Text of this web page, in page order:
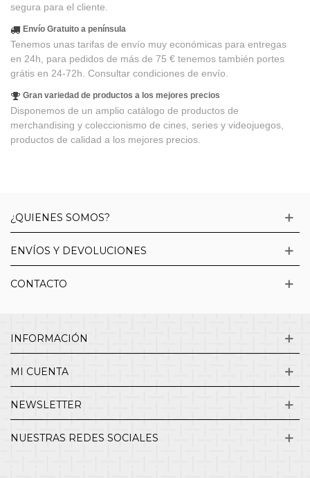
segura para el cliente.
Envío Gratuito a península
Tenemos unas tarifas de envío muy económicas para entregas
en 24h, para pedidos de más de 75 € tenemos también portes
grátis en 24-72h. Consultar condiciones de envío.
Gran variedad de productos a los mejores precios
Disponemos de un amplio catálogo de productos de
merchandising y coleccionismo de cines, series y videojuegos,
productos de calidad a los mejores precios.
¿QUIENES SOMOS?
ENVÍOS Y DEVOLUCIONES
CONTACTO
INFORMACIÓN
MI CUENTA
NEWSLETTER
NUESTRAS REDES SOCIALES